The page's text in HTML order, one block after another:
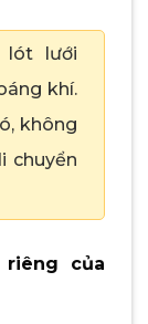
lót lưới
khí.
không
chuyển
riêng của